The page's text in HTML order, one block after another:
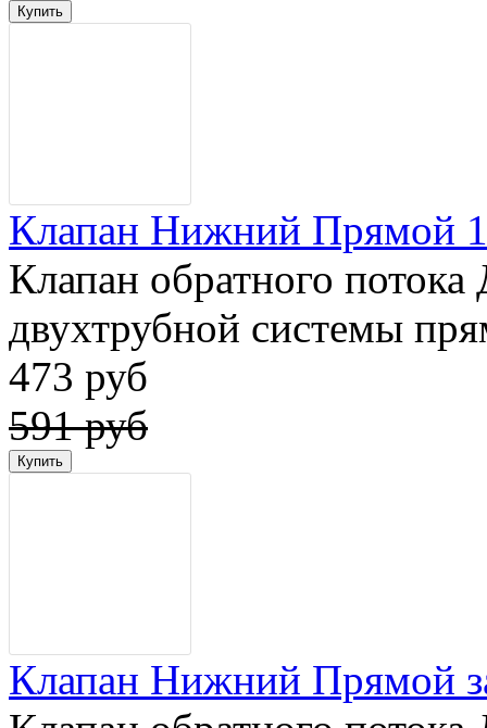
Клапан Нижний Прямой
Клапан обратного
двухтрубной системы
473 руб
591 руб
Клапан Нижний Прямой